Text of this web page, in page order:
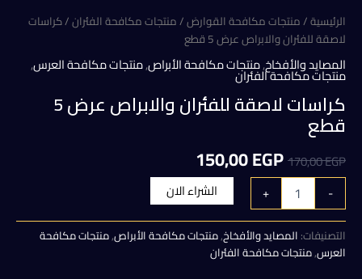
الرئيسية/منتجات مكافحة القوارض/منتجات مكافحة الفئران/ كراسات
لاصقة للفئران والابراص عرض 5 قطع
المصايد والأفخاخ,منتجات مكافحة الأبراص,منتجات مكافحة العرس,
منتجات مكافحة الفئران
كراسات لاصقة للفئران والابراص عرض 5
قطع
170,00EGP
السعر
الأصلي
هو:
170,00 EGP.
150,00EGP
الحالي
هو:
150,00 EGP.
-
كمية
كراسات
لاصقة
للفئران
والابراص
عرض
+ الشراء الان
التصنيفات: المصايد والأفخاخ,منتجات مكافحة الأبراص,منتجات مكافحة
العرس,منتجات مكافحة الفئران